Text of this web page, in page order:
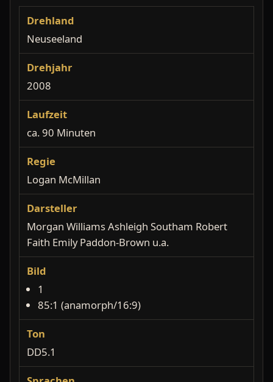
Drehland
Neuseeland
Drehjahr
2008
Laufzeit
ca. 90 Minuten
Regie
Logan McMillan
Darsteller
Morgan Williams Ashleigh Southam Robert
Faith Emily Paddon-Brown u.a.
Bild
1
85:1 (anamorph/16:9)
Ton
DD5.1